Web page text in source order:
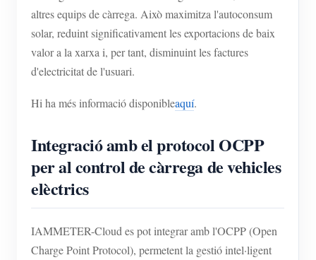
altres equips de càrrega. Això maximitza l'autoconsum
solar, reduint significativament les exportacions de baix
valor a la xarxa i, per tant, disminuint les factures
d'electricitat de l'usuari.
Hi ha més informació disponibleaquí.
Integració amb el protocol OCPP
per al control de càrrega de vehicles
elèctrics
IAMMETER-Cloud es pot integrar amb l'OCPP (Open
Charge Point Protocol), permetent la gestió intel·ligent